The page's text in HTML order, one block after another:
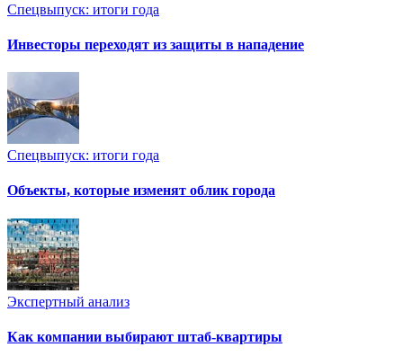
Спецвыпуск: итоги года
Инвесторы переходят из защиты в нападение
Спецвыпуск: итоги года
Объекты, которые изменят облик города
Экспертный анализ
Как компании выбирают штаб-квартиры